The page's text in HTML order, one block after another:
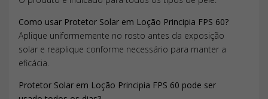
Como usar Protetor Solar em Loção Principia FPS 60?
Aplique uniformemente no rosto antes da exposição
solar e reaplique conforme necessário para manter a
eficácia.
Protetor Solar em Loção Principia FPS 60 pode ser